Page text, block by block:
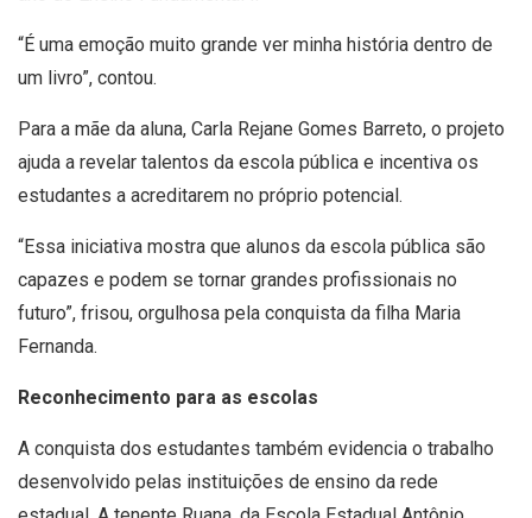
“É uma emoção muito grande ver minha história dentro de
um livro”, contou.
Para a mãe da aluna, Carla Rejane Gomes Barreto, o projeto
ajuda a revelar talentos da escola pública e incentiva os
estudantes a acreditarem no próprio potencial.
“Essa iniciativa mostra que alunos da escola pública são
capazes e podem se tornar grandes profissionais no
futuro”, frisou, orgulhosa pela conquista da filha Maria
Fernanda.
Reconhecimento para as escolas
A conquista dos estudantes também evidencia o trabalho
desenvolvido pelas instituições de ensino da rede